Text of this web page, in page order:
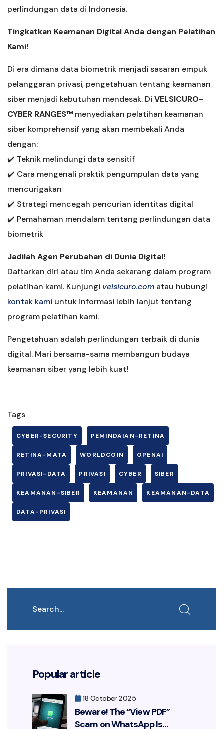
perlindungan data di Indonesia.
Tingkatkan Keamanan Digital Anda dengan Pelatihan
Kami!
Di era dimana data biometrik menjadi sasaran empuk
pelanggaran privasi, pengetahuan tentang keamanan
siber menjadi kebutuhan mendesak. Di VELSICURO-
CYBER RANGES™ menyediakan pelatihan keamanan
siber komprehensif yang akan membekali Anda
dengan:
✔️ Teknik melindungi data sensitif
✔️ Cara mengenali praktik pengumpulan data yang
mencurigakan
✔️ Strategi mencegah pencurian identitas digital
✔️ Pemahaman mendalam tentang perlindungan data
biometrik
Jadilah Agen Perubahan di Dunia Digital!
Daftarkan diri atau tim Anda sekarang dalam program
pelatihan kami. Kunjungi velsicuro.com atau hubungi
kontak kami untuk informasi lebih lanjut tentang
program pelatihan kami.
Pengetahuan adalah perlindungan terbaik di dunia
digital. Mari bersama-sama membangun budaya
keamanan siber yang lebih kuat!
Tags
CYBER-SECURITY PEMINDAIAN-RETINA
RETINA-MATA WORLDCOIN OPENAI
PRIVASI-DATA PRIVASI CYBER SIBER
KEAMANAN-SIBER KEAMANAN KEAMANAN-DATA
DATA-PRIVASI
Popular article
18 October 2025
Beware! The “View PDF”
Scam on WhatsApp Is